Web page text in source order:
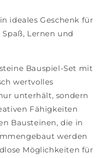
ideales Geschenk für
Lernen und
Bauspiel-Set mit
wertvolles
unterhält, sondern
Fähigkeiten
Bausteinen, die in
werden
Möglichkeiten für